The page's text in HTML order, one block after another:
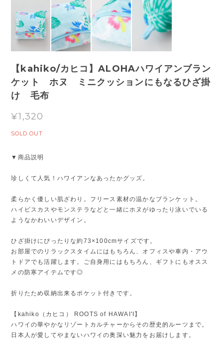
【kahiko/カヒコ】ALOHAハワイアンブラン
ケット ホヌ ミニクッションにもなるひざ掛
け 毛布
¥1,320
SOLD OUT
▼商品説明
珍しくて人気！ハワイアンなあったかグッズ。
柔らかく優しい肌ざわり。フリース素材の温かなブランケット。
ハイビスカスやモンステラなどと一緒にホヌがゆったり泳いでいる
ようなかわいいデザイン。
ひざ掛けにぴったりな約73×100cmサイズです。
お部屋でのリラックスタイムにはもちろん、オフィスや車内・アウ
トドアでも活躍します。ご自身用にはもちろん、ギフトにもオスス
メの防寒アイテムです◎
折りたため収納出来るポケット付きです。
【kahiko（カヒコ） ROOTS of HAWAI'I】
ハワイの華やかなリゾートカルチャーからその歴史的ルーツまで。
日本人が愛してやまないハワイの奥深い魅力をお届けします。